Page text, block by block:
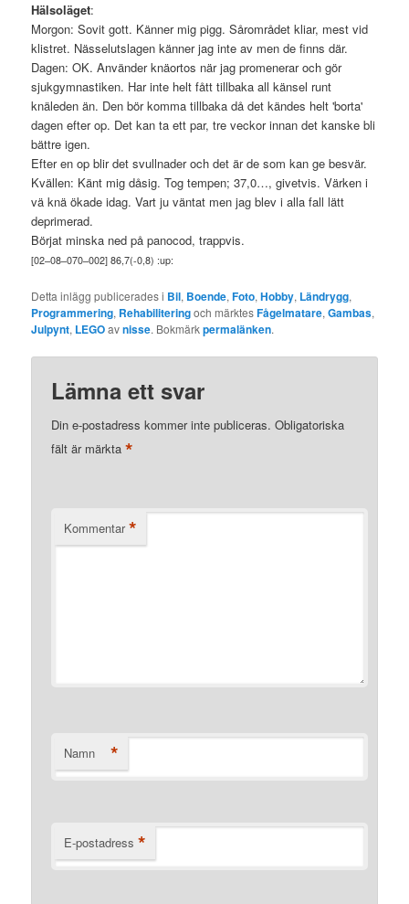
Hälsoläget:
Morgon: Sovit gott. Känner mig pigg. Sårområdet kliar, mest vid
klistret. Nässelutslagen känner jag inte av men de finns där.
Dagen: OK. Använder knäortos när jag promenerar och gör
sjukgymnastiken. Har inte helt fått tillbaka all känsel runt
knäleden än. Den bör komma tillbaka då det kändes helt 'borta'
dagen efter op. Det kan ta ett par, tre veckor innan det kanske bli
bättre igen.
Efter en op blir det svullnader och det är de som kan ge besvär.
Kvällen: Känt mig dåsig. Tog tempen; 37,0…, givetvis. Värken i
vä knä ökade idag. Vart ju väntat men jag blev i alla fall lätt
deprimerad.
Börjat minska ned på panocod, trappvis.
[02–08–070–002] 86,7(-0,8) :up:
Detta inlägg publicerades i Bil, Boende,Foto,Hobby, Ländrygg,
Programmering, Rehabiliteringoch märktesFågelmatare,Gambas,
Julpynt, LEGOavnisse. Bokmärkpermalänken.
Lämna ett svar
Din e-postadress kommer inte publiceras. Obligatoriska
fält är märkta*
Kommentar *
Namn *
E-postadress *